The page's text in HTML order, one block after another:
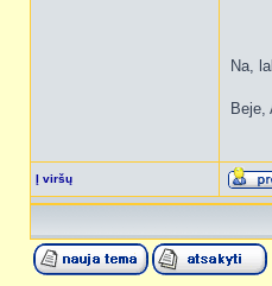
Na,
Beje,
Į viršų